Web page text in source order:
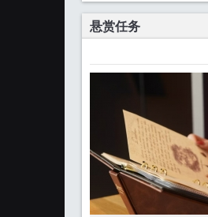
悬赏任务